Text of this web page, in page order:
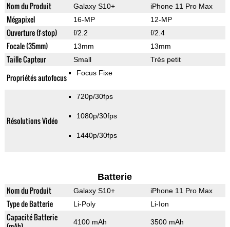
Nom du Produit Galaxy S10+ iPhone 11 Pro Max
Mégapixel 16-MP 12-MP
Ouverture (f-stop) f/2.2 f/2.4
Focale (35mm) 13mm 13mm
Taille Capteur Small Très petit
Propriétés autofocus Focus Fixe
Résolutions Vidéo
720p/30fps
1080p/30fps
1440p/30fps
Batterie
Nom du Produit Galaxy S10+ iPhone 11 Pro Max
Type de Batterie Li-Poly Li-Ion
Capacité Batterie
4100 mAh 3500 mAh